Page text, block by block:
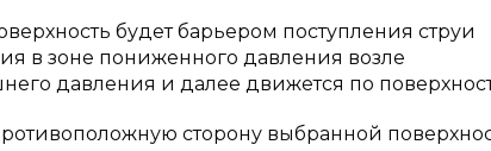
будет барьером поступления струи
в зоне пониженного давления возле
давления и далее движется по
сторону выбранной